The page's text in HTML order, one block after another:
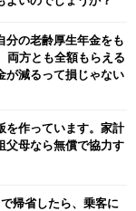
分の老齢厚生年金をも
両方とも全額もらえる
が減るって損じゃない
を作っています。家計
父母なら無償で協力す
帰省したら、乗客に